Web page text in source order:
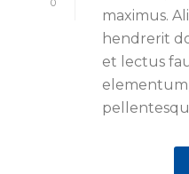
0
maximus.
hendrerit
et lectus